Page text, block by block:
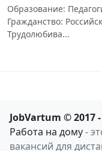
Образование:
Гражданство:
Трудолюбива...
JobVartum © 2017
Работа на дому-
вакансий для